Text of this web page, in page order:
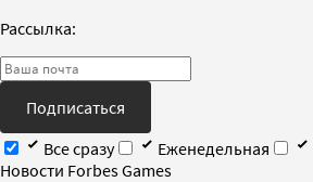
Рассылка:
Подписаться
Все сразу
Еженедельная
Новости Forbes Games